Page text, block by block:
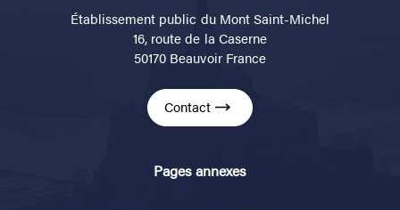
Établissement public du Mont Saint-Michel
16, route de la Caserne
50170 Beauvoir France
Contact
Pages annexes